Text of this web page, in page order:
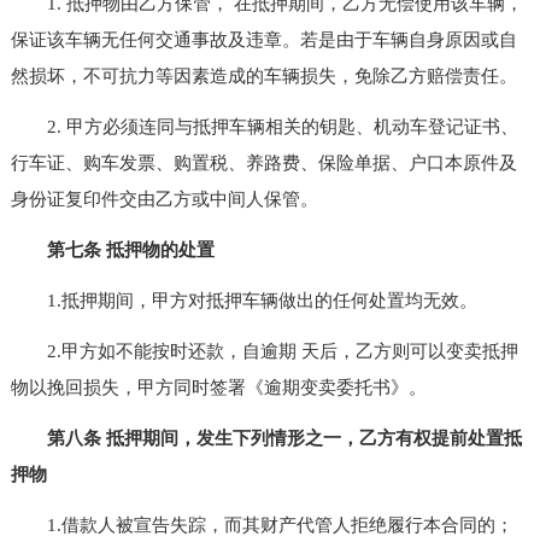
保证该车辆无任何交通事故及违章。若是由于车辆自身原因或自
然损坏，不可抗力等因素造成的车辆损失，免除乙方赔偿责任。
2. 甲方必须连同与抵押车辆相关的钥匙、机动车登记证书、
行车证、购车发票、购置税、养路费、保险单据、户口本原件及
身份证复印件交由乙方或中间人保管。
第七条 抵押物的处置
1.抵押期间，甲方对抵押车辆做出的任何处置均无效。
2.甲方如不能按时还款，自逾期 天后，乙方则可以变卖抵押
物以挽回损失，甲方同时签署《逾期变卖委托书》。
第八条 抵押期间，发生下列情形之一，乙方有权提前处置抵
押物
1.借款人被宣告失踪，而其财产代管人拒绝履行本合同的；